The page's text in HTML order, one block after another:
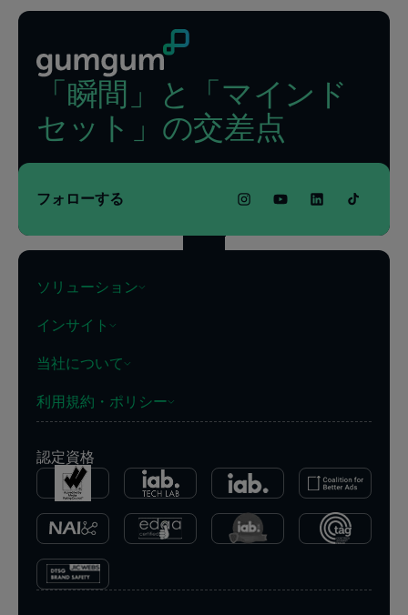
「瞬間」と「マインド
セット」の交差点
フォローする
ソリューション
インサイト
当社について
利用規約・ポリシー
認定資格